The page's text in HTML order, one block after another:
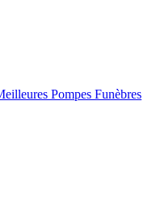
Pompes Funèbres